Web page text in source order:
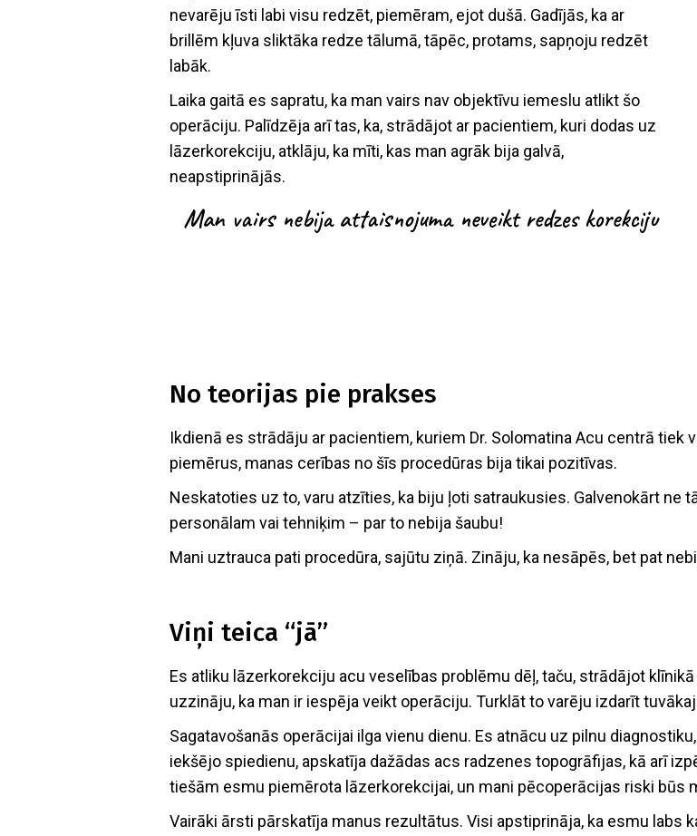
nevarēju īsti labi visu redzēt, piemēram, ejot dušā. Gadījās, ka ar
brillēm kļuva sliktāka redze tālumā, tāpēc, protams, sapņoju redzēt
labāk.
Laika gaitā es sapratu, ka man vairs nav objektīvu iemeslu atlikt šo
operāciju. Palīdzēja arī tas, ka, strādājot ar pacientiem, kuri dodas uz
lāzerkorekciju, atklāju, ka mīti, kas man agrāk bija galvā,
neapstiprinājās.
Man vairs nebija attaisnojuma neveikt redzes korekciju
No teorijas pie prakses
Ikdienā es strādāju ar pacientiem, kuriem Dr. Solomatina Acu centrā
piemērus, manas cerības no šīs procedūras bija tikai pozitīvas.
Neskatoties uz to, varu atzīties, ka biju ļoti satraukusies. Galvenokārt ne
personālam vai tehniķim – par to nebija šaubu!
Mani uztrauca pati procedūra, sajūtu ziņā. Zināju, ka nesāpēs, bet pat
Viņi teica “jā”
Es atliku lāzerkorekciju acu veselības problēmu dēļ, taču, strādājot
uzzināju, ka man ir iespēja veikt operāciju. Turklāt to varēju izdarīt
Sagatavošanās operācijai ilga vienu dienu. Es atnācu uz pilnu
iekšējo spiedienu, apskatīja dažādas acs radzenes topogrāfijas, kā arī
tiešām esmu piemērota lāzerkorekcijai, un mani pēcoperācijas riski būs
Vairāki ārsti pārskatīja manus rezultātus. Visi apstiprināja, ka esmu labs